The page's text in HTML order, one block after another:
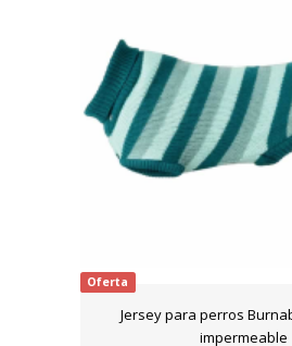
Oferta
Jersey para perros
impermeable